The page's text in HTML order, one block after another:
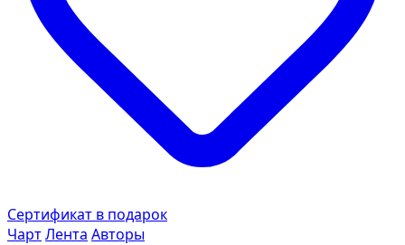
Сертификат в подарок
ЧартЛента Авторы